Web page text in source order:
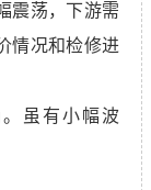
震荡，下游需
情况和检修进
。虽有小幅波